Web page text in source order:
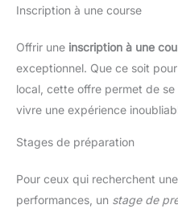
Inscription à une course
Offrir une inscription à une
exceptionnel. Que ce soit
local, cette offre permet de
vivre une expérience
Stages de préparation
Pour ceux qui recherchent
performances, un stage de